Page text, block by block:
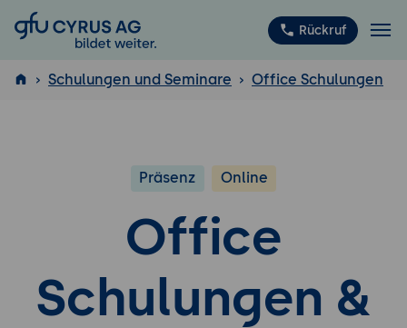
GFU Cyrus AG Rückruf
ISTQB
Schulungen und Seminare Office Schulungen
Präsenz Online
Office
Schulungen &